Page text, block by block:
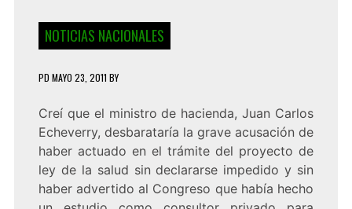
NOTICIAS NACIONALES
PD MAYO 23, 2011 BY
Creí que el ministro de hacienda, Juan Carlos
Echeverry, desbarataría la grave acusación de
haber actuado en el trámite del proyecto de
ley de la salud sin declararse impedido y sin
haber advertido al Congreso que había hecho